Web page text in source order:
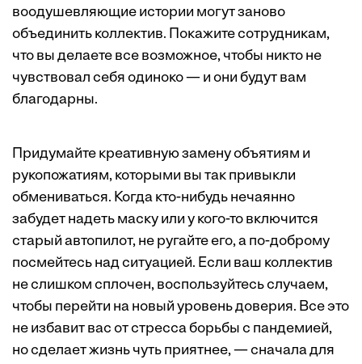
воодушевляющие истории могут заново
объединить коллектив. Покажите сотрудникам,
что вы делаете все возможное, чтобы никто не
чувствовал себя одиноко — и они будут вам
благодарны.
Придумайте креативную замену объятиям и
рукопожатиям, которыми вы так привыкли
обмениваться. Когда кто-нибудь нечаянно
забудет надеть маску или у кого-то включится
старый автопилот, не ругайте его, а по-доброму
посмейтесь над ситуацией. Если ваш коллектив
не слишком сплочен, воспользуйтесь случаем,
чтобы перейти на новый уровень доверия. Все это
не избавит вас от стресса борьбы с пандемией,
но сделает жизнь чуть приятнее, — сначала для